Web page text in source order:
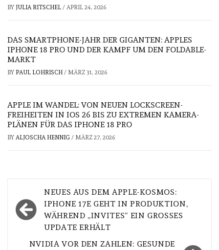
BY JULIA RITSCHEL / APRIL 24, 2026
DAS SMARTPHONE-JAHR DER GIGANTEN: APPLES
IPHONE 18 PRO UND DER KAMPF UM DEN FOLDABLE-
MARKT
BY PAUL LOHRISCH / MÄRZ 31, 2026
APPLE IM WANDEL: VON NEUEN LOCKSCREEN-
FREIHEITEN IN IOS 26 BIS ZU EXTREMEN KAMERA-
PLÄNEN FÜR DAS IPHONE 18 PRO
BY ALJOSCHA HENNIG / MÄRZ 27, 2026
Beitragsnavigation
NEUES AUS DEM APPLE-KOSMOS:
IPHONE 17E GEHT IN PRODUKTION,
WÄHREND „INVITES“ EIN GROSSES U
PDATE ERHÄLT
NVIDIA VOR DEN ZAHLEN: GESUNDE